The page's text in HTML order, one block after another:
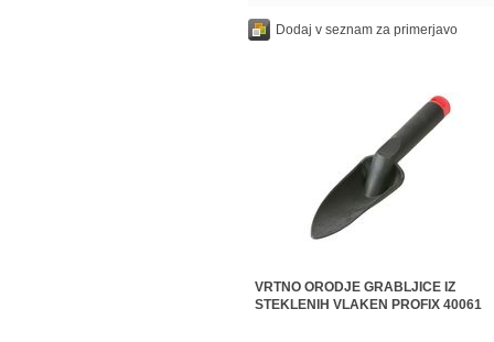
Dodaj v seznam za primerjavo
VRTNO ORODJE GRABLJICE IZ
STEKLENIH VLAKEN PROFIX 40061